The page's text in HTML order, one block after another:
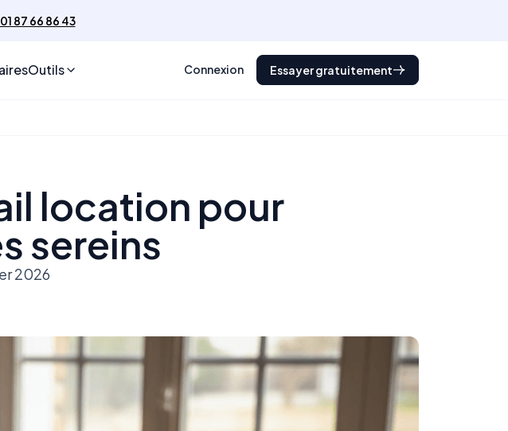
01 87 66 86 43
Outils Connexion Essayer gratuitement
location pour
sereins
2026